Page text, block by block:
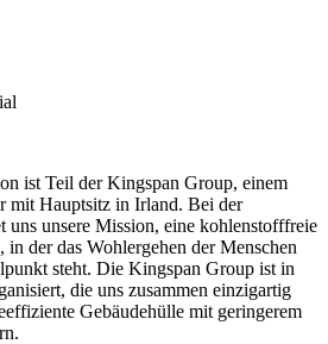
ist Teil der Kingspan Group, einem
mit Hauptsitz in Irland. Bei der
uns unsere Mission, eine kohlenstofffreie
der das Wohlergehen der Menschen
steht. Die Kingspan Group ist in
die uns zusammen einzigartig
Gebäudehülle mit geringerem